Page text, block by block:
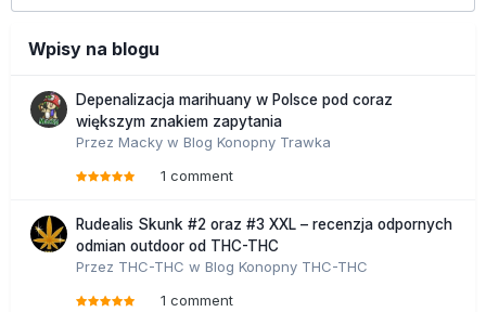
Wpisy na blogu
Depenalizacja marihuany w Polsce pod coraz
większym znakiem zapytania
Przez Macky w Blog Konopny Trawka
1 comment
Rudealis Skunk #2 oraz #3 XXL – recenzja odpornych
odmian outdoor od THC-THC
Przez THC-THC w Blog Konopny THC-THC
1 comment